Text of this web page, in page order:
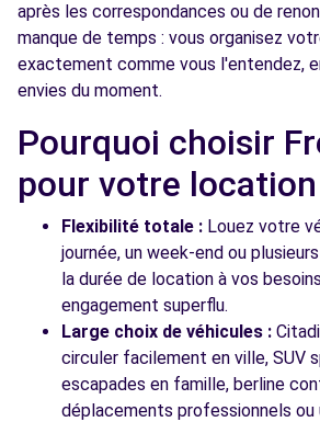
Free2move Rent - S&You -
AVENUE DU GENERAL LECLERC
Voir l'agence
Voir toutes les
après les correspondances ou de
manque de temps : vous organisez
exactement comme vous l'entendez,
envies du moment.
Pourquoi choisir
pour votre
Flexibilité totale : Louez votre
journée, un week-end ou
la durée de location à vos
engagement superflu.
Large choix de véhicules :
circuler facilement en ville, SUV
escapades en famille, berline
déplacements professionnels ou